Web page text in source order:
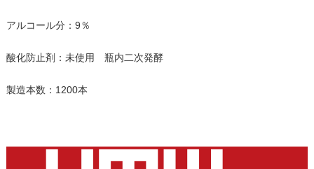
アルコール分：9％
酸化防止剤：未使用 瓶内二次発酵
製造本数：1200本